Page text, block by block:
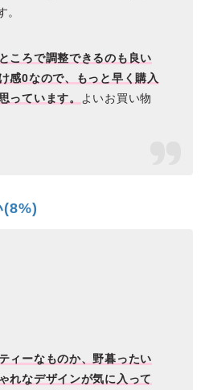
。
ころで調整できるのも良い
感0なので、もっと早く購入
っています。 よいお買い物
(8%)
ィーなものか、野暮ったい
れなデザインが気に入って